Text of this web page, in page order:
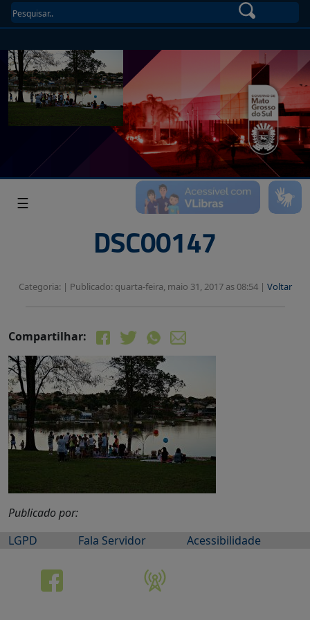
☰
DSC00147
Categoria: | Publicado: quarta-feira, maio 31, 2017 as 08:54 | Voltar
Compartilhar:
Publicado por:
LGPD
Fala Servidor Acessibilidade